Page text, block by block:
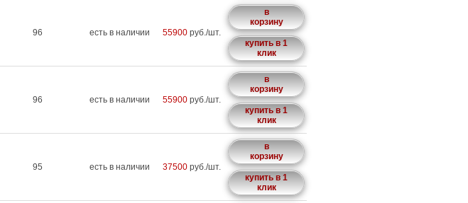
96 есть в наличии 55900 руб./шт.
в
корзину
купить в 1
клик
96 есть в наличии 55900 руб./шт.
в
корзину
купить в 1
клик
95 есть в наличии 37500 руб./шт.
в
корзину
купить в 1
клик